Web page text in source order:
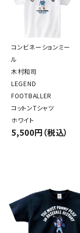
コンビネーションミー
ル
木村和司
LEGEND
FOOTBALLER
コットンTシャツ
ホワイト
5,500円（税込）